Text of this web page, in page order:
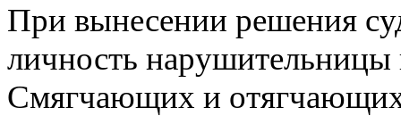
При вынесении решения
личность
Смягчающих и отягчающих